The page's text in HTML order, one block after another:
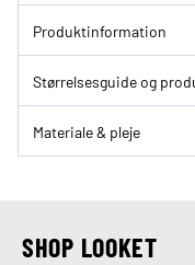
Produktinformation
Størrelsesguide og
Materiale & pleje
SHOP LOOKET